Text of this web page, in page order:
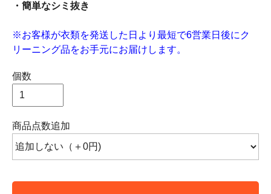
・簡単なシミ抜き
※お客様が衣類を発送した日より最短で6営業日後にク
リーニング品をお手元にお届けします。
個数
商品点数追加